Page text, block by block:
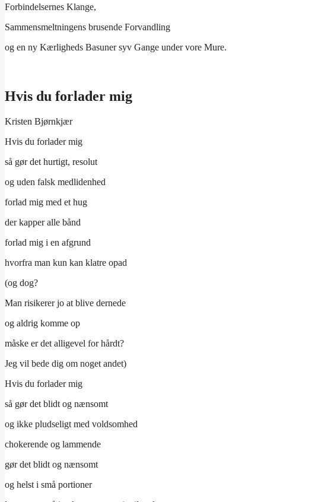
Forbindelsernes Klange,
Sammensmeltningens brusende Forvandling
og en ny Kærligheds Basuner syv Gange under vore Mure.
Hvis du forlader mig
Kristen Bjørnkjær
Hvis du forlader mig
så gør det hurtigt, resolut
og uden falsk medlidenhed
forlad mig med et hug
der kapper alle bånd
forlad mig i en afgrund
hvorfra man kun kan klatre opad
(og dog?
Man risikerer jo at blive dernede
og aldrig komme op
måske er det alligevel for hårdt?
Jeg vil bede dig om noget andet)
Hvis du forlader mig
så gør det blidt og nænsomt
og ikke pludseligt med voldsomhed
chokerende og lammende
gør det blidt og nænsomt
og helst i små portioner